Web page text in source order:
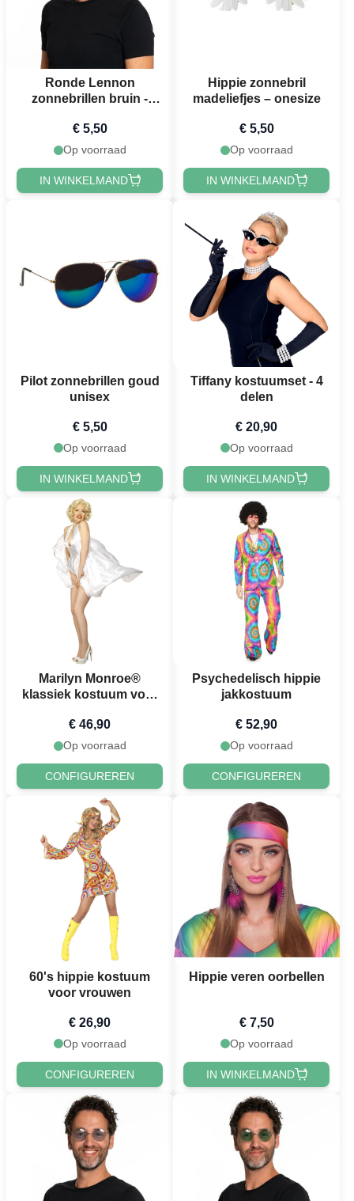
Ronde Lennon
zonnebrillen bruin -
€ 5,50
Op voorraad
IN WINKELMAND
Hippie zonnebril
madeliefjes – onesize
€ 5,50
Op voorraad
IN WINKELMAND
Pilot zonnebrillen goud
unisex
€ 5,50
Op voorraad
IN WINKELMAND
Tiffany kostuumset - 4
delen
€ 20,90
Op voorraad
IN WINKELMAND
Marilyn Monroe®
klassiek kostuum voor
€ 46,90
Op voorraad
CONFIGUREREN
Psychedelisch hippie
jakkostuum
€ 52,90
Op voorraad
CONFIGUREREN
60's hippie kostuum
voor vrouwen
€ 26,90
Op voorraad
CONFIGUREREN
Hippie veren oorbellen
€ 7,50
Op voorraad
IN WINKELMAND